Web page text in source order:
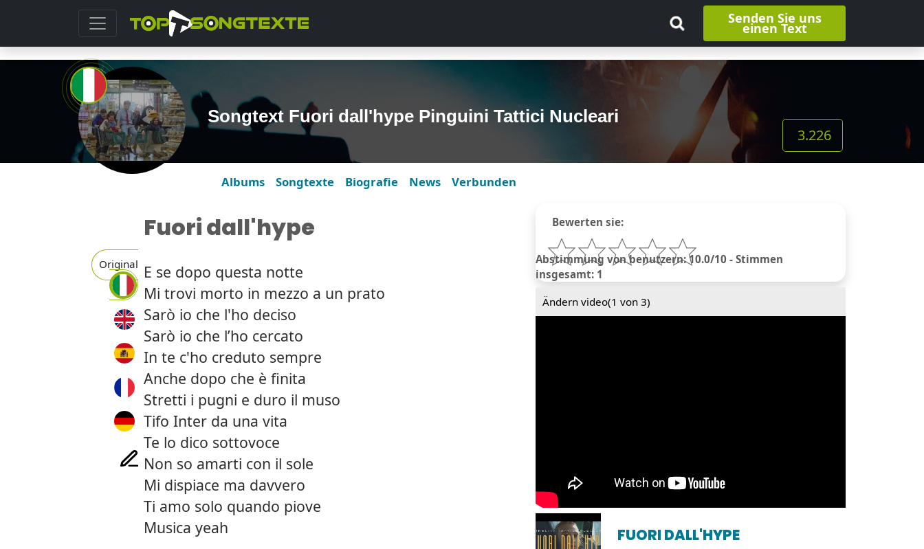
Senden Sie uns
einen Text
Songtext Fuori dall'hype Pinguini Tattici Nucleari
3.226
Albums Songtexte Biografie News Verbunden
Original
Bewerten sie:
Abstimmung von benutzern: 10.0/10 - Stimmen
insgesamt: 1
Ändern video(1 von 3)
FUORI DALL'HYPE
Fuori dall'hype
E se dopo questa notte
Mi trovi morto in mezzo a un prato
Sarò io che l'ho deciso
Sarò io che l’ho cercato
In te c'ho creduto sempre
Anche dopo che è finita
Stretti i pugni e duro il muso
Tifo Inter da una vita
Te lo dico sottovoce
Non so amarti con il sole
Mi dispiace ma davvero
Ti amo solo quando piove
Musica yeah